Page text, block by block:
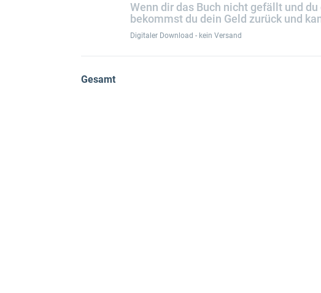
Wenn dir das Buch nicht gefällt und
bekommst du dein Geld zurück und
Digitaler Download - kein Versand
Gesamt